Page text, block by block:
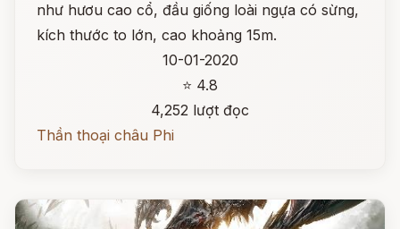
như hươu cao cổ, đầu giống loài ngựa có sừng,
kích thước to lớn, cao khoảng 15m.
10-01-2020
⭐ 4.8
4,252 lượt đọc
Thần thoại châu Phi